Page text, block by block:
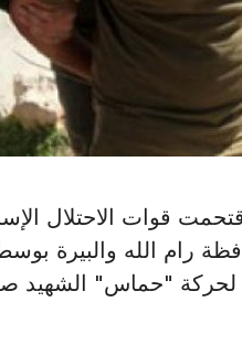
أ ش أ/ اقتحمت قوات
رام الله والبيرة
"حماس" الشهيد